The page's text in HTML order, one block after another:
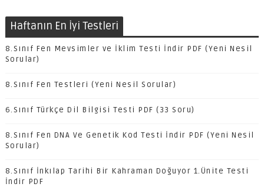
Haftanın En İyi Testleri
8.Sınıf Fen Mevsimler ve İklim Testi İndir PDF (Yeni Nesil
Sorular)
8.Sınıf Fen Testleri (Yeni Nesil Sorular)
6.Sınıf Türkçe Dil Bilgisi Testi PDF (33 Soru)
8.Sınıf Fen DNA Ve Genetik Kod Testi İndir PDF (Yeni Nesil
Sorular)
8.Sınıf İnkılap Tarihi Bir Kahraman Doğuyor 1.Ünite Testi
İndir PDF